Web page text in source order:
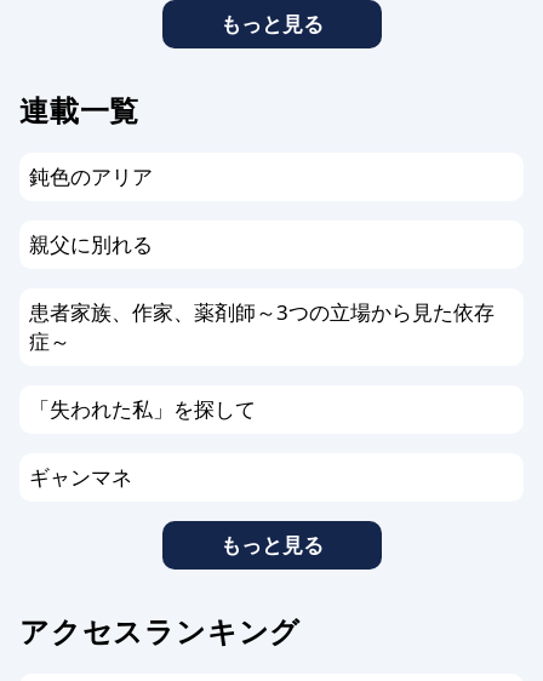
もっと見る
連載一覧
鈍色のアリア
親父に別れる
患者家族、作家、薬剤師～3つの立場から見た依存
症～
「失われた私」を探して
ギャンマネ
もっと見る
アクセスランキング